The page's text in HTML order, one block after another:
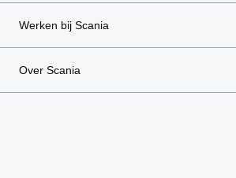
Werken bij Scania
Over Scania